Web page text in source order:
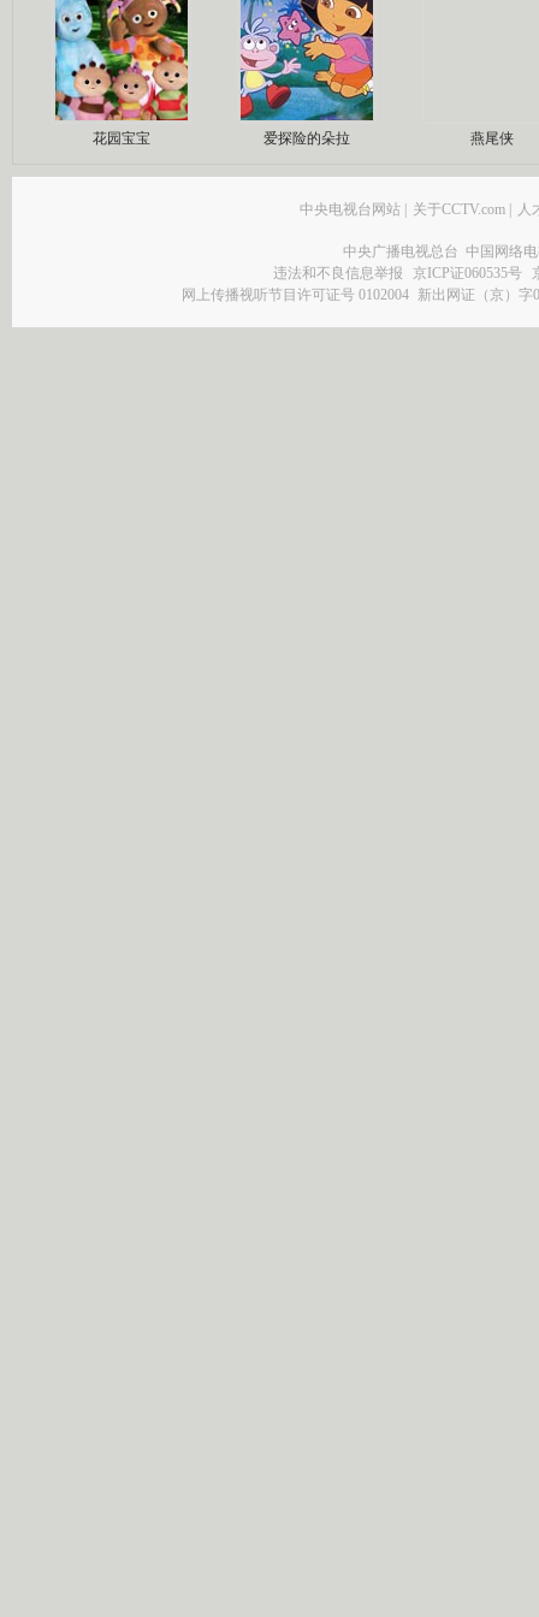
花园宝宝 爱探险的朵拉 燕尾侠
中央电视台网站 | 关于CCTV.com | 人
中央广播电视总台 中国网络
违法和不良信息举报
京ICP证060535号
网上传播视听节目许可证号 0102004 新出网证（京）